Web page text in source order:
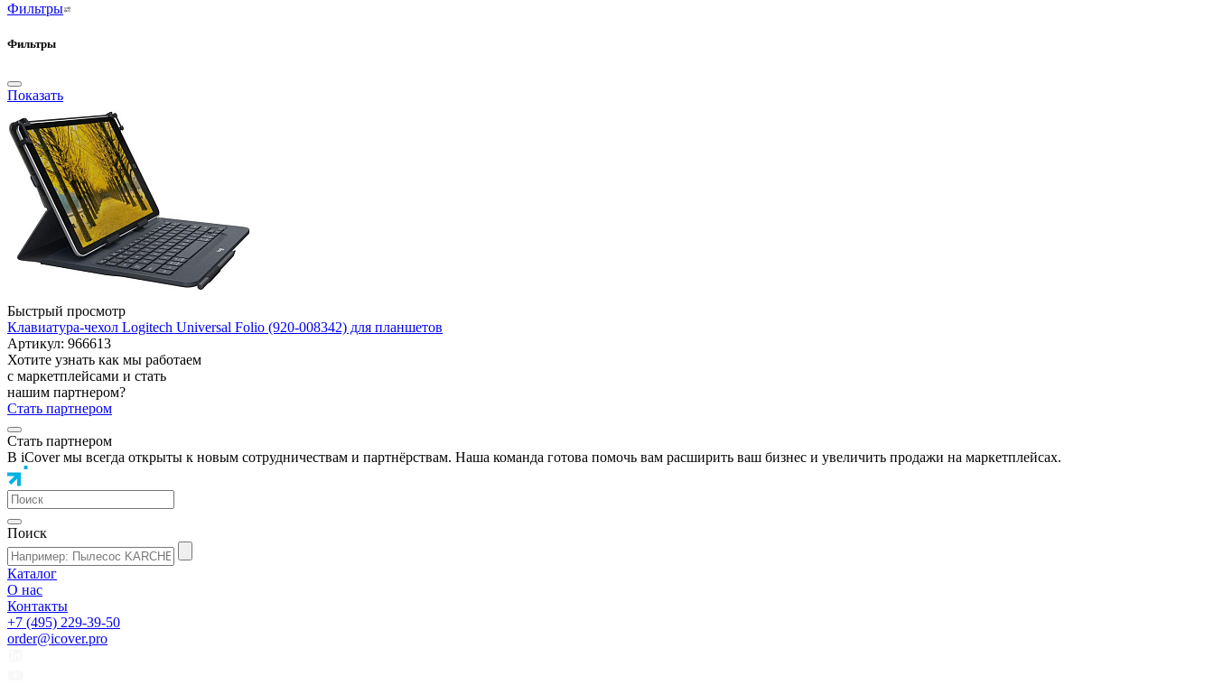
Фильтры
Фильтры
Показать
Быстрый просмотр
Клавиатура-чехол Logitech Universal Folio (920-008342) для планшетов
Артикул: 966613
Хотите узнать как мы работаем
с маркетплейсами и стать
нашим партнером?
Стать партнером
Стать партнером
В iCover мы всегда открыты к новым сотрудничествам и партнёрствам. Наша команда готова помочь вам расширить ваш бизнес и увеличить продажи на маркетплейсах.
Поиск
Каталог
О нас
Контакты
+7 (495) 229-39-50
order@icover.pro